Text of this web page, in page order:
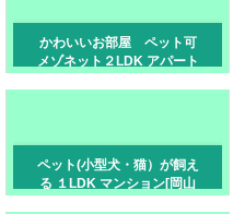
かわいいお部屋 ペット可
メゾネット２LDK アパート
ペット(小型犬・猫）が飼え
る １LDK マンション[岡山